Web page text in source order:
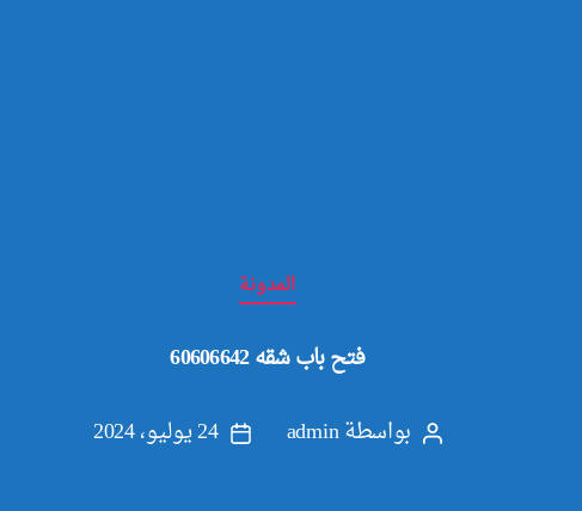
التصنيفاتالمدونة
فتح باب شقه 60606642
كاتببواسطةadmin
تاريخ
24 يوليو، 2024